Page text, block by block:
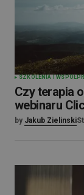
SZKOLENIA I
Czy terapia
webinaru
by Jakub Zielinski